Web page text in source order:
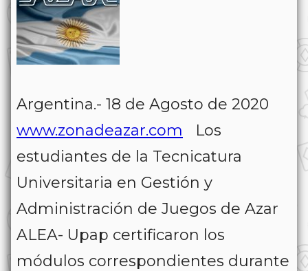
Argentina.- 18 de Agosto de 2020
www.zonadeazar.com Los
estudiantes de la Tecnicatura
Universitaria en Gestión y
Administración de Juegos de Azar
ALEA- Upap certificaron los
módulos correspondientes durante